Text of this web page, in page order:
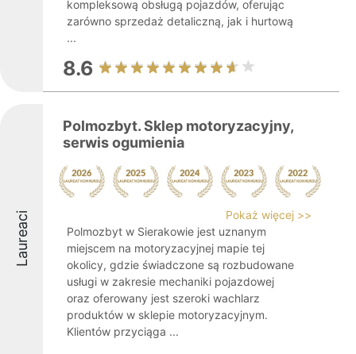
kompleksową obsługą pojazdów, oferując
zarówno sprzedaż detaliczną, jak i hurtową
...
8.6
Laureaci
Polmozbyt. Sklep motoryzacyjny,
serwis ogumienia
Pokaż więcej >>
Polmozbyt w Sierakowie jest uznanym
miejscem na motoryzacyjnej mapie tej
okolicy, gdzie świadczone są rozbudowane
usługi w zakresie mechaniki pojazdowej
oraz oferowany jest szeroki wachlarz
produktów w sklepie motoryzacyjnym.
Klientów przyciąga ...